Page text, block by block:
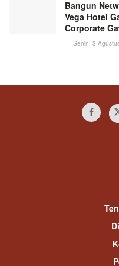
Bangun
Vega Hotel
Corporate
Senin, 3